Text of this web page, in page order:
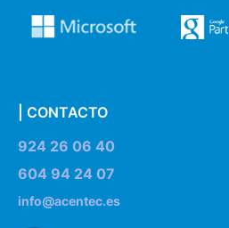
| CONTACTO
924 26 06 40
604 94 24 07
info@acentec.es